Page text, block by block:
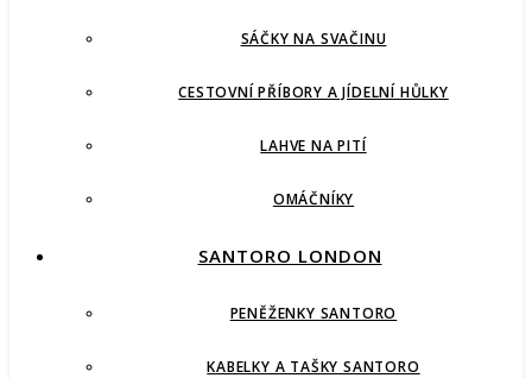
SÁČKY NA SVAČINU
CESTOVNÍ PŘÍBORY A JÍDELNÍ HŮLKY
LAHVE NA PITÍ
OMÁČNÍKY
SANTORO LONDON
PENĚŽENKY SANTORO
KABELKY A TAŠKY SANTORO